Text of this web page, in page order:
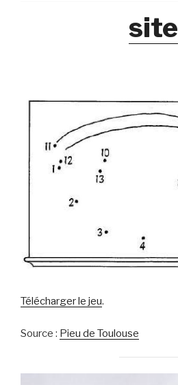
site
Télécharger le jeu.
Source : Pieu de Toulouse